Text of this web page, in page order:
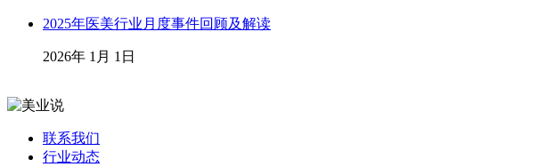
2025年医美行业月度事件回顾及解读
2026年 1月 1日
联系我们
行业动态